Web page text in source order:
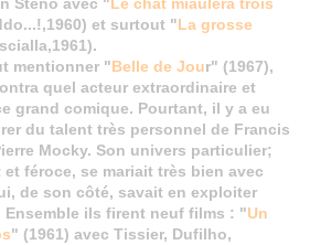
et surtout "La grosse
mentionner "Belle de Jour" (1967),
quel acteur extraordinaire et
grand comique. Pourtant, il y a eu
du talent très personnel de Francis
Mocky. Son univers particulier;
féroce, se mariait très bien avec
de son côté, savait en exploiter
ils firent neuf films : "Un
" (1961) avec Tissier, Dufilho,